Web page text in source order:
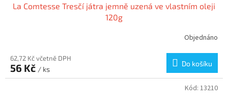
La Comtesse Tresčí játra jemně uzená ve vlastním oleji
120g
Objednáno
62,72 Kč včetně DPH
56 Kč / ks
Do košíku
Kód: 13210